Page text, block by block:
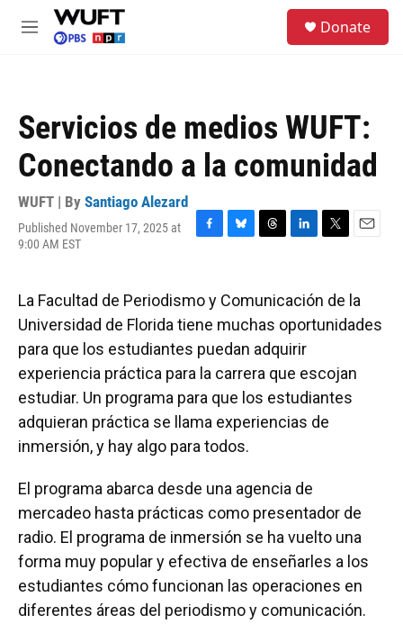
Skip to main content
M
Donate
Servicios de medios WUFT:
Conectando a la comunidad
WUFT | By Santiago Alezard
Published November 17, 2025 at
9:00 AM EST
F
e
b
o
o
k
B
e
s
k
y
T
e
a
d
s
L
k
e
d
I
n
T
t
t
e
E
i
l
La Facultad de Periodismo y Comunicación de la
Universidad de Florida tiene muchas oportunidades
para que los estudiantes puedan adquirir
experiencia práctica para la carrera que escojan
estudiar. Un programa para que los estudiantes
adquieran práctica se llama experiencias de
inmersión, y hay algo para todos.
El programa abarca desde una agencia de
mercadeo hasta prácticas como presentador de
radio. El programa de inmersión se ha vuelto una
forma muy popular y efectiva de enseñarles a los
estudiantes cómo funcionan las operaciones en
diferentes áreas del periodismo y comunicación.